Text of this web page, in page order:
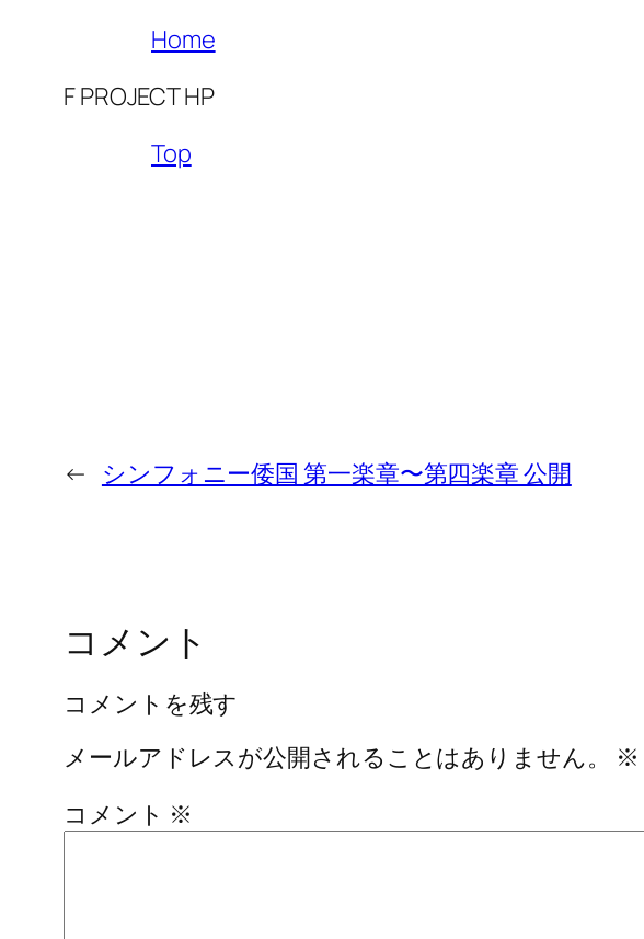
Home
F PROJECT HP
Top
← シンフォニー倭国 第一楽章〜第四楽章 公開
コメント
コメントを残す
メールアドレスが公開されることはありません。
※
コメント ※